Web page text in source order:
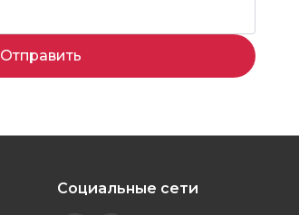
Отправить
Социальные сети